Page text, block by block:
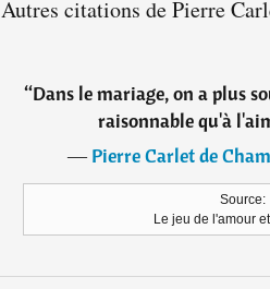
Autres citations de Pierre
“Dans le mariage, on a plus
raisonnable qu'à
―Pierre Carlet de
Source:
Le jeu de l'amour